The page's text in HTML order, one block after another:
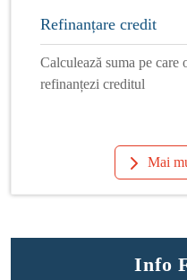
Refinanțare credit
Calculează suma pe
refinanțezi creditul
Mai
Info